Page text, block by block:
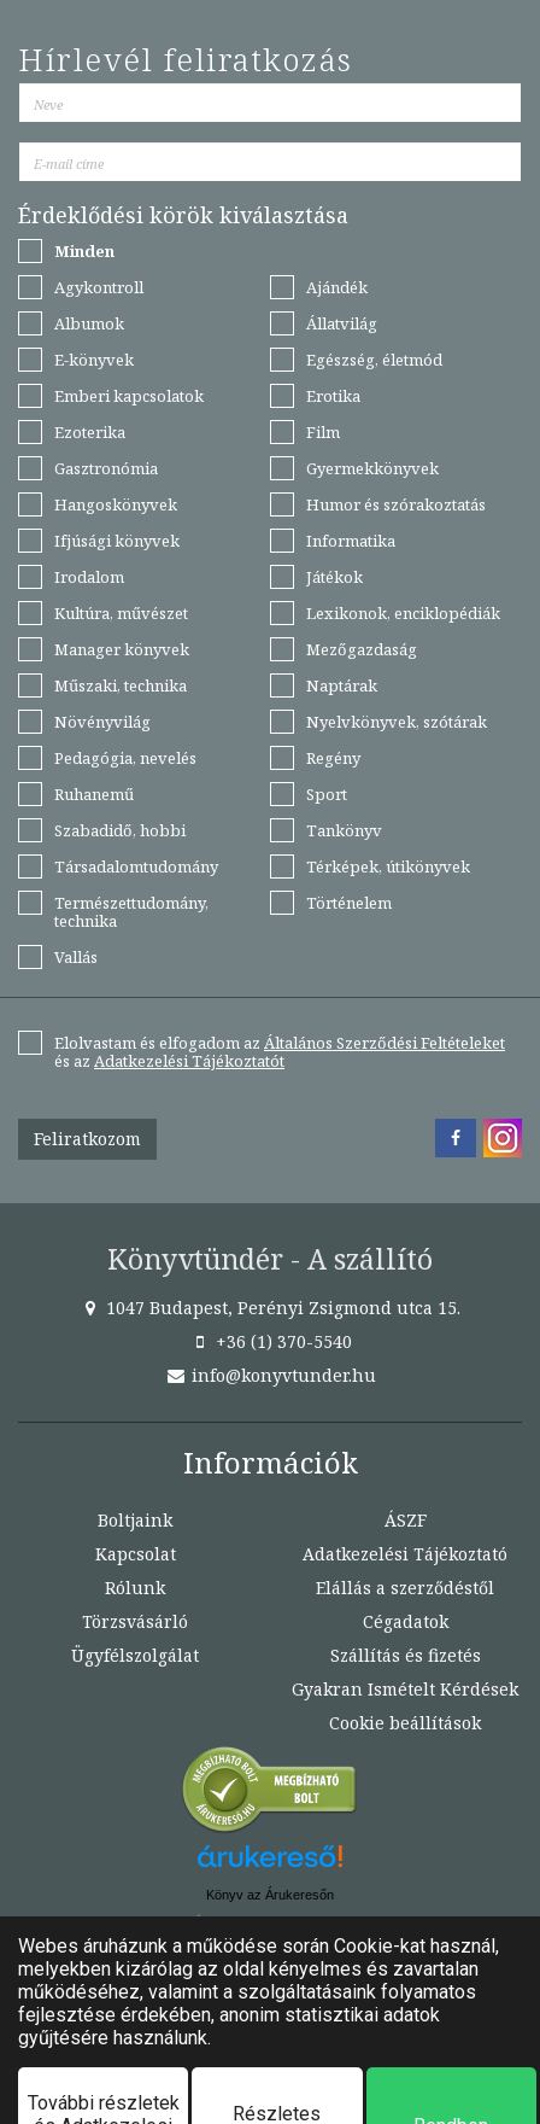
Hírlevél feliratkozás
Érdeklődési körök kiválasztása
Minden
Agykontroll
Ajándék
Albumok
Állatvilág
E-könyvek
Egészség, életmód
Emberi kapcsolatok
Erotika
Ezoterika
Film
Gasztronómia
Gyermekkönyvek
Hangoskönyvek
Humor és szórakoztatás
Ifjúsági könyvek
Informatika
Irodalom
Játékok
Kultúra, művészet
Lexikonok, enciklopédiák
Manager könyvek
Mezőgazdaság
Műszaki, technika
Naptárak
Növényvilág
Nyelvkönyvek, szótárak
Pedagógia, nevelés
Regény
Ruhanemű
Sport
Szabadidő, hobbi
Tankönyv
Társadalomtudomány
Térképek, útikönyvek
Természettudomány,
technika
Történelem
Vallás
Elolvastam és elfogadom az Általános Szerződési Feltételeket
és az Adatkezelési Tájékoztatót
Feliratkozom
Könyvtündér - A szállító
1047 Budapest, Perényi Zsigmond utca 15.
+36 (1) 370-5540
info@konyvtunder.hu
Információk
Boltjaink
Kapcsolat
Rólunk
Törzsvásárló
Ügyfélszolgálat
ÁSZF
Adatkezelési Tájékoztató
Elállás a szerződéstől
Cégadatok
Szállítás és fizetés
Gyakran Ismételt Kérdések
Cookie beállítások
Könyv az Árukeresőn
Minden jog fenntartva!